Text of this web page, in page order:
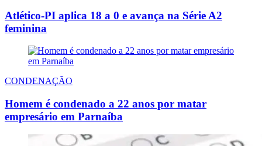
Atlético-PI aplica 18 a 0 e avança na Série A2
feminina
CONDENAÇÃO
Homem é condenado a 22 anos por matar
empresário em Parnaíba